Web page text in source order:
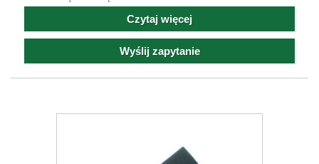
Czytaj więcej
Wyślij zapytanie